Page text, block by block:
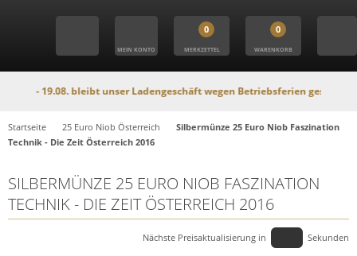
MEIN KONTO
0
MERKZETTEL
0
WARENKORB
19.08. bleibt unser Ladengeschäft wegen Betriebsferien geschlossen.
Startseite 25 Euro Niob Österreich
Silbermünze 25 Euro Niob Faszination
Technik - Die Zeit Österreich 2016
SILBERMÜNZE 25 EURO NIOB FASZINATION
TECHNIK - DIE ZEIT ÖSTERREICH 2016
Nächste Preisaktualisierung in Sekunden